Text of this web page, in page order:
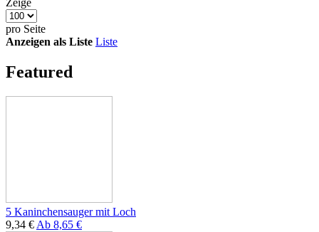
Zeige
pro Seite
Anzeigen als Liste Liste
Featured
5 Kaninchensauger mit Loch
9,34 € Ab 8,65 €